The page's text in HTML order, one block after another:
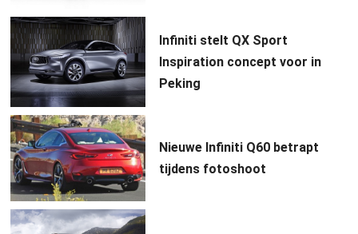
Infiniti stelt QX Sport
Inspiration concept voor in
Peking
Nieuwe Infiniti Q60 betrapt
tijdens fotoshoot